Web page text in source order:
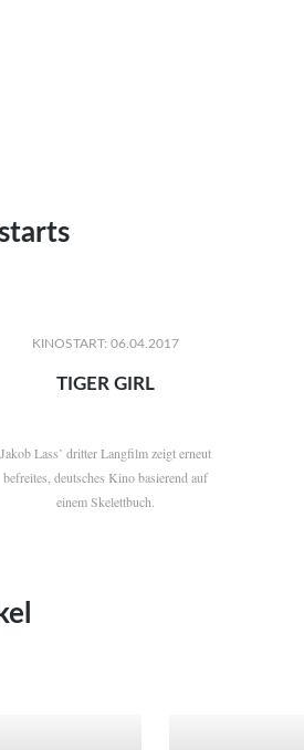
KINOSTART: 06.04.2017
TIGER GIRL
Jakob Lass’ dritter Langfilm zeigt erneut
befreites, deutsches Kino basierend auf
einem Skelettbuch.